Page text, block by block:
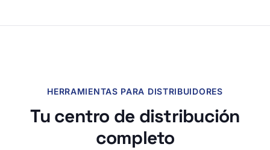
HERRAMIENTAS PARA DISTRIBUIDORES
Tu centro de distribución
completo